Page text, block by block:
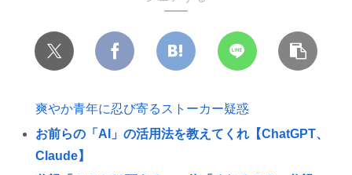
爽やか青年に忍び寄るストーカー疑惑
お前らの「AI」の活用法を教えてくれ【ChatGPT、
Claude】